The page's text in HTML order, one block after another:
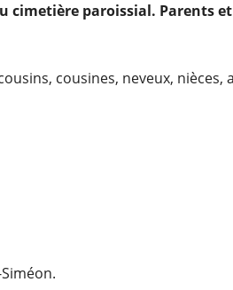
cimetière paroissial. Parents
cousines, neveux, nièces,